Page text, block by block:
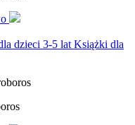
dzieci 3-5 lat Książki dla